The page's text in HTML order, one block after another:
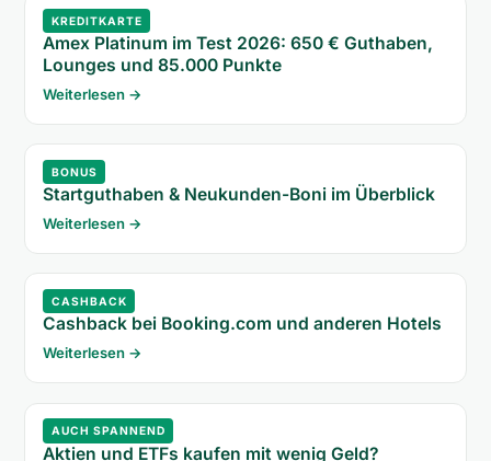
KREDITKARTE
Amex Platinum im Test 2026: 650 € Guthaben,
Lounges und 85.000 Punkte
Weiterlesen →
BONUS
Startguthaben & Neukunden-Boni im Überblick
Weiterlesen →
CASHBACK
Cashback bei Booking.com und anderen Hotels
Weiterlesen →
AUCH SPANNEND
Aktien und ETFs kaufen mit wenig Geld?